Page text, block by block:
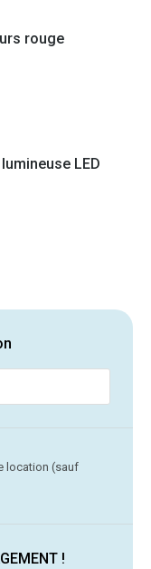
rouge
LED
location (sauf
!